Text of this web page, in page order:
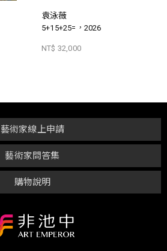
袁泳薇
5+15+25=，2026
NT$ 32,000
購物說明
藝術家問答集
藝術家線上申請